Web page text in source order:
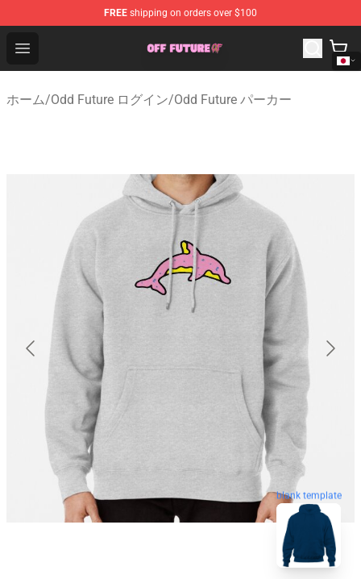
FREE shipping on orders over $100
Open menu
Odd Future Store - Official Odd Future Merchandise Shop
ホーム/Odd Future ログイン/Odd Future パーカー
blank template